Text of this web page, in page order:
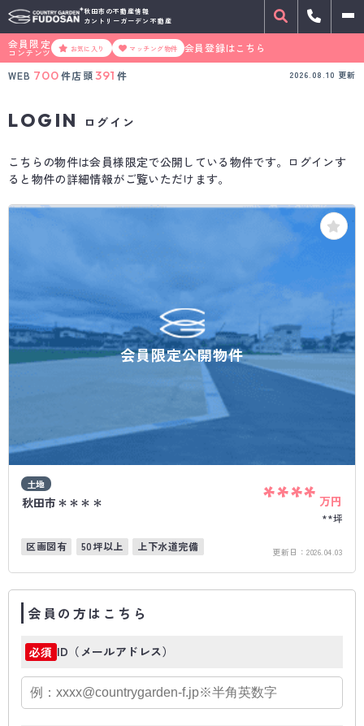
秋田市の不動産情報
カントリーガーデン不動産
会員限定
コンテンツ お気に入り マッチング物件
会員登録はこちら
WEB 700件店頭391 件 2026.08.10 更新
LOGIN ログイン
こちらの物件は会員様限定で公開している物件です。ログインす
ると物件の詳細情報がご覧いただけます。
会員限定公開物件
土地
秋田市＊＊＊＊ **** 万円
**坪
区画図有
50坪以上 上下水道完備 更新日： 2026.04.03
会員の方はこちら
必須 ID（メールアドレス）